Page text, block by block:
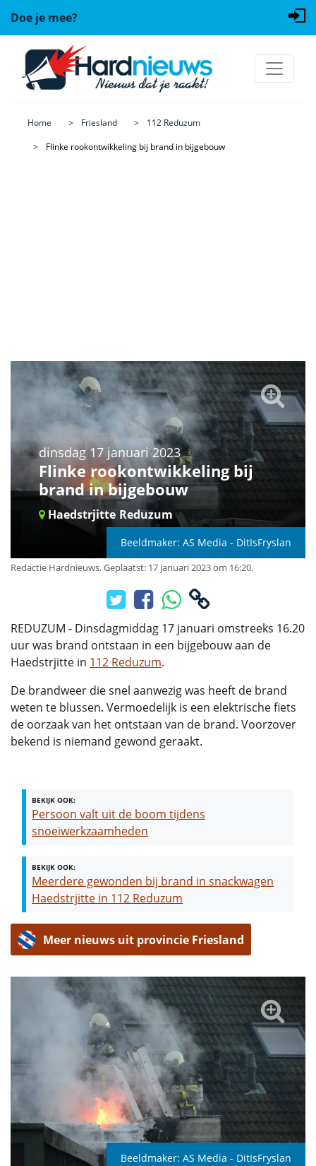
Doe je mee?
Home Friesland
112 Reduzum
Flinke rookontwikkeling bij brand in bijgebouw
dinsdag 17 januari 2023
Flinke rookontwikkeling bij
brand in bijgebouw
Haedstrjitte Reduzum
Beeldmaker: AS Media - DitIsFryslan
Redactie Hardnieuws.Geplaatst: 17 januari 2023 om 16:20.
REDUZUM - Dinsdagmiddag 17 januari omstreeks 16.20
uur was brand ontstaan in een bijgebouw aan de
Haedstrjitte in 112 Reduzum.
De brandweer die snel aanwezig was heeft de brand
weten te blussen. Vermoedelijk is een elektrische fiets
de oorzaak van het ontstaan van de brand. Voorzover
bekend is niemand gewond geraakt.
BEKIJK OOK:
Persoon valt uit de boom tijdens
snoeiwerkzaamheden
BEKIJK OOK:
Meerdere gewonden bij brand in snackwagen
Haedstrjitte in 112 Reduzum
Meer nieuws uit provincie Friesland
Beeldmaker: AS Media - DitIsFryslan